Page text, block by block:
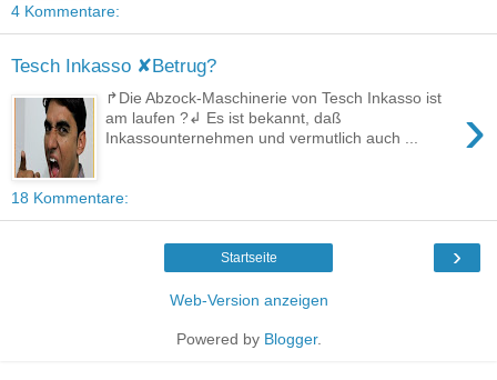
4 Kommentare:
Tesch Inkasso ✘Betrug?
›
↱Die Abzock-Maschinerie von Tesch Inkasso ist
am laufen ?↲ Es ist bekannt, daß
Inkassounternehmen und vermutlich auch ...
18 Kommentare:
›
Startseite
Web-Version anzeigen
Powered by Blogger.